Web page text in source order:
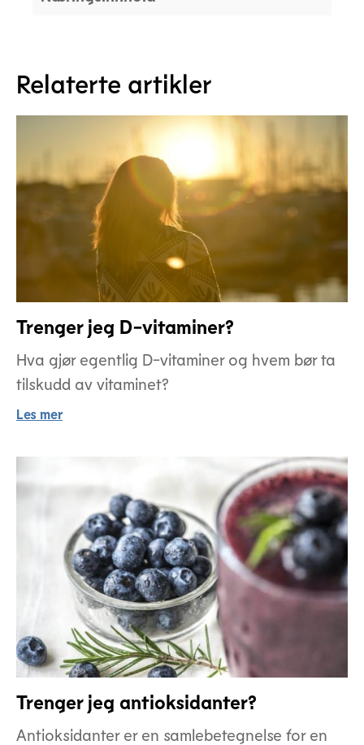
Relaterte artikler
Trenger jeg D-vitaminer?
Hva gjør egentlig D-vitaminer og hvem bør ta
tilskudd av vitaminet?
Les mer
Trenger jeg antioksidanter?
Antioksidanter er en samlebetegnelse for en